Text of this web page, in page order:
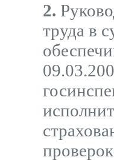
2.
труда в